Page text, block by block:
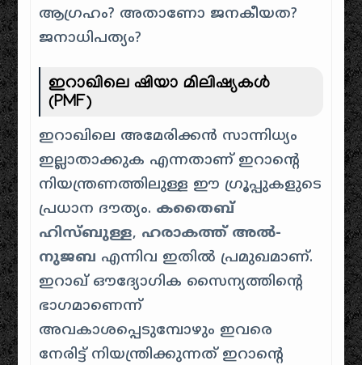
ആഗ്രഹം? അതാണോ ജനകീയത?
ജനാധിപത്യം?
ഇറാഖിലെ ഷിയാ മിലിഷ്യകൾ
(PMF)
​ഇറാഖിലെ അമേരിക്കൻ സാന്നിധ്യം
ഇല്ലാതാക്കുക എന്നതാണ് ഇറാന്റെ
നിയന്ത്രണത്തിലുള്ള ഈ ഗ്രൂപ്പുകളുടെ
പ്രധാന ദൗത്യം. കതൈബ്
ഹിസ്ബുള്ള, ഹരാകത്ത് അൽ-
നുജബ എന്നിവ ഇതിൽ പ്രമുഖമാണ്.
ഇറാഖ് ഔദ്യോഗിക സൈന്യത്തിന്റെ
ഭാഗമാണെന്ന്
അവകാശപ്പെടുമ്പോഴും ഇവരെ
നേരിട്ട് നിയന്ത്രിക്കുന്നത് ഇറാന്റെ